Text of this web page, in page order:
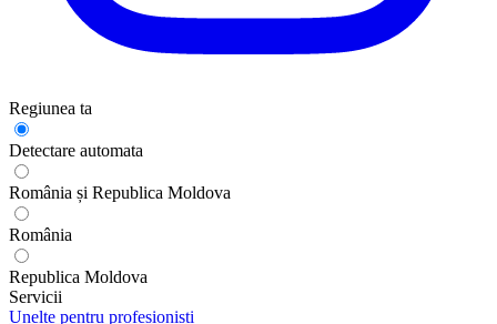
Regiunea ta
Detectare automata
România și Republica Moldova
România
Republica Moldova
Servicii
Unelte pentru profesioniști